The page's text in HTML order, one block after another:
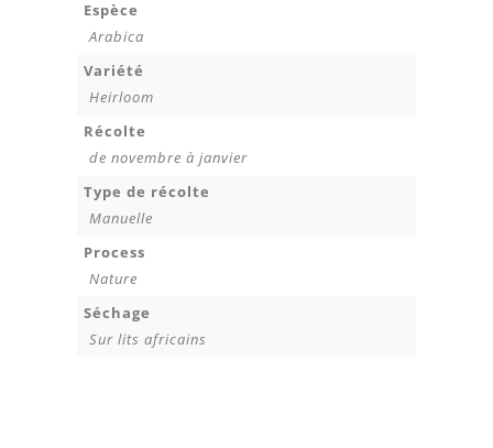
Espèce
Arabica
Variété
Heirloom
Récolte
de novembre à janvier
Type de récolte
Manuelle
Process
Nature
Séchage
Sur lits africains